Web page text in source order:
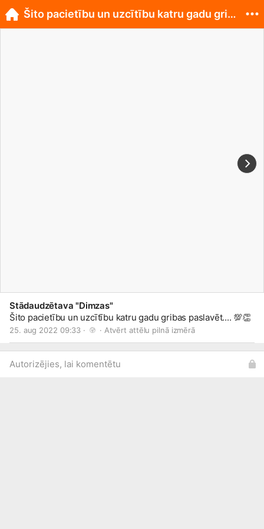
Stādaudzētava "Dimzas"
Šito pacietību un uzcītību katru gadu gribas paslavēt.... 💯👏
25. aug 2022 09:33 · · Atvērt attēlu pilnā izmērā
Autorizējies, lai komentētu
Šito pacietību un uzcītību katru gadu gribas pa...